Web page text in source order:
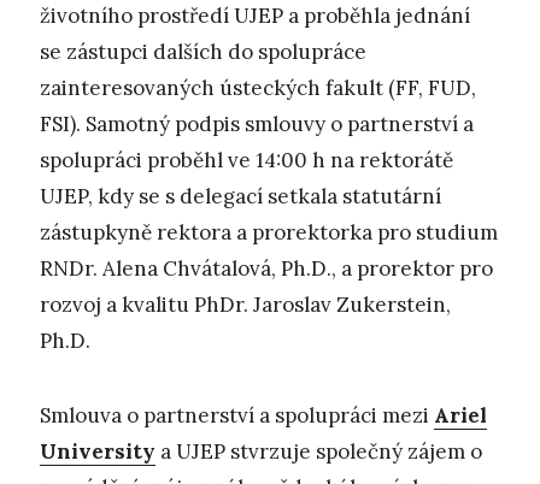
životního prostředí UJEP a proběhla jednání
se zástupci dalších do spolupráce
zainteresovaných ústeckých fakult (FF, FUD,
FSI). Samotný podpis smlouvy o partnerství a
spolupráci proběhl ve 14:00 h na rektorátě
UJEP, kdy se s delegací setkala statutární
zástupkyně rektora a prorektorka pro studium
RNDr. Alena Chvátalová, Ph.D., a prorektor pro
rozvoj a kvalitu PhDr. Jaroslav Zukerstein,
Ph.D.
Smlouva o partnerství a spolupráci mezi Ariel
University a UJEP stvrzuje společný zájem o